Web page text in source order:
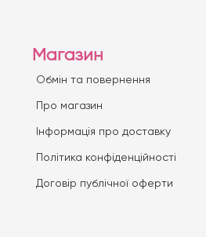
Магазин
Обмін та повернення
Про магазин
Iнформація про доставку
Політика конфіденційності
Договір публічної оферти